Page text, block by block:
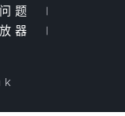
题
|
器
|